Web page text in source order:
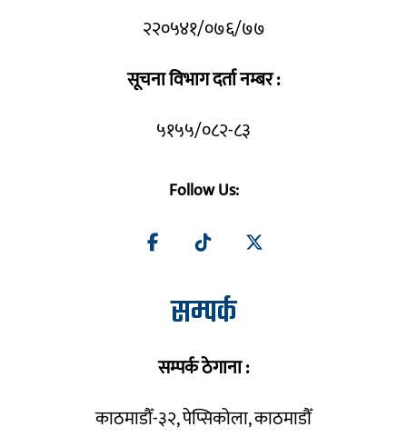
२२०५४१/०७६/७७
सूचना विभाग दर्ता नम्बर :
५१५५/०८२-८३
Follow Us:
सम्पर्क
सम्पर्क ठेगाना :
काठमाडौँ-३२, पेप्सिकोला, काठमाडौँ